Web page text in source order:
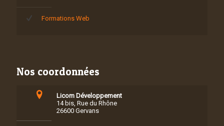
Formations Web
Nos coordonnées
Licom Développement
14 bis, Rue du Rhône
26600 Gervans